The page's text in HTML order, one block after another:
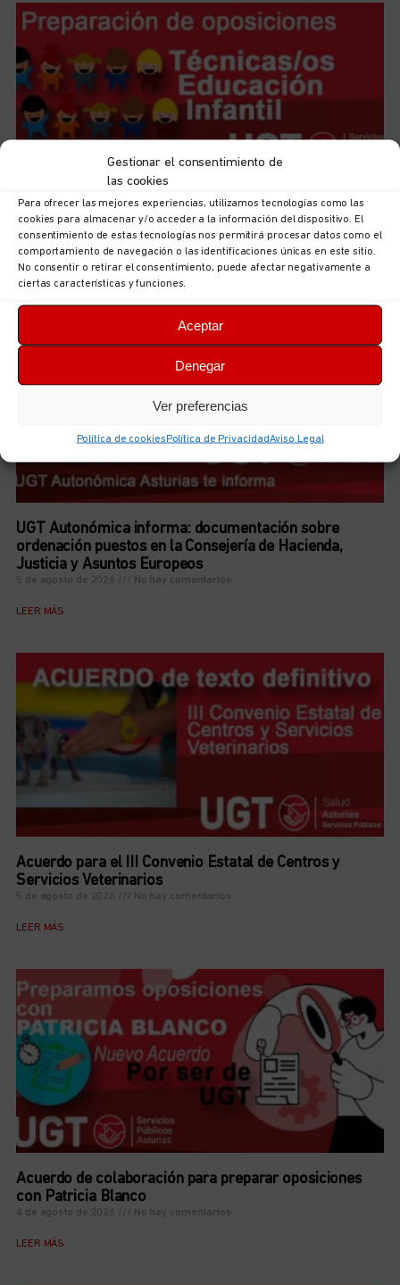
Gestionar el consentimiento de
las cookies
Para ofrecer las mejores experiencias, utilizamos tecnologías como las
cookies para almacenar y/o acceder a la información del dispositivo. El
consentimiento de estas tecnologías nos permitirá procesar datos como el
comportamiento de navegación o las identificaciones únicas en este sitio.
No consentir o retirar el consentimiento, puede afectar negativamente a
ciertas características y funciones.
Aceptar
Denegar
Ver preferencias
Política de cookies Política de PrivacidadAviso Legal
Iniciamos el curso de preparación de las futuras plazas
de Técnicas/os de Educación Infantil, 0-3
5 de agosto de 2026 No hay comentarios
LEER MÁS
UGT Autonómica informa: documentación sobre
ordenación puestos en la Consejería de Hacienda,
Justicia y Asuntos Europeos
5 de agosto de 2026 No hay comentarios
LEER MÁS
Acuerdo para el III Convenio Estatal de Centros y
Servicios Veterinarios
5 de agosto de 2026 No hay comentarios
LEER MÁS
Acuerdo de colaboración para preparar oposiciones
con Patricia Blanco
4 de agosto de 2026 No hay comentarios
LEER MÁS